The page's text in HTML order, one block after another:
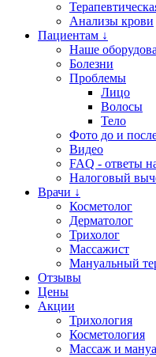
Анализы крови
Пациентам ↓
Наше
Болезни
Проблемы
Лицо
Волосы
Тело
Фото до и
Видео
FAQ - ответы
Налоговый
Врачи ↓
Косметолог
Дерматолог
Трихолог
Массажист
Мануальный
Отзывы
Цены
Акции
Трихология
Косметология
Массаж и